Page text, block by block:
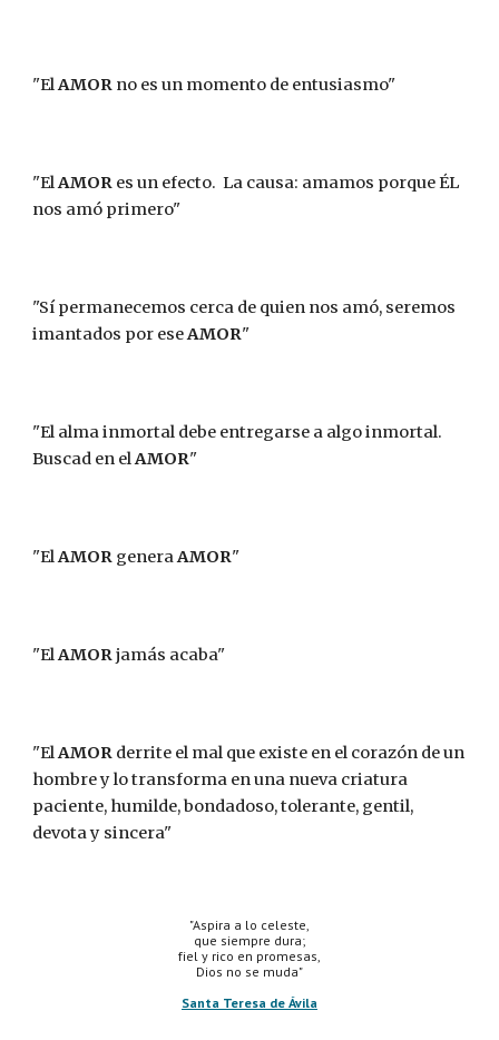
"El AMOR no es un momento de entusiasmo"
"El AMOR es un efecto.  La causa: amamos porque ÉL
nos amó primero"
"Sí permanecemos cerca de quien nos amó, seremos
imantados por ese AMOR"
"El alma inmortal debe entregarse a algo inmortal.
Buscad en el AMOR"
"El AMOR genera AMOR"
"El AMOR jamás acaba"
"El AMOR derrite el mal que existe en el corazón de un
hombre y lo transforma en una nueva criatura
paciente, humilde, bondadoso, tolerante, gentil,
devota y sincera"
"Aspira a lo celeste,
que siempre dura;
fiel y rico en promesas,
Dios no se muda"
Santa Teresa de Ávila